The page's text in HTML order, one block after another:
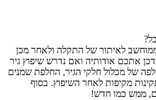
לאיתור של התקלה ולאחר מכן
אתכם אודותיה ואם נדרש שיפוץ גיר
של מכלול חלקי הגיר, החלפת שמנים
תקינות מקיפות לאחר השיפוץ. בסוף
ממש כמו חדש!